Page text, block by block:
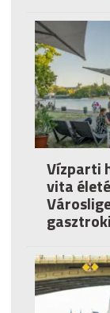
Vízparti
vita